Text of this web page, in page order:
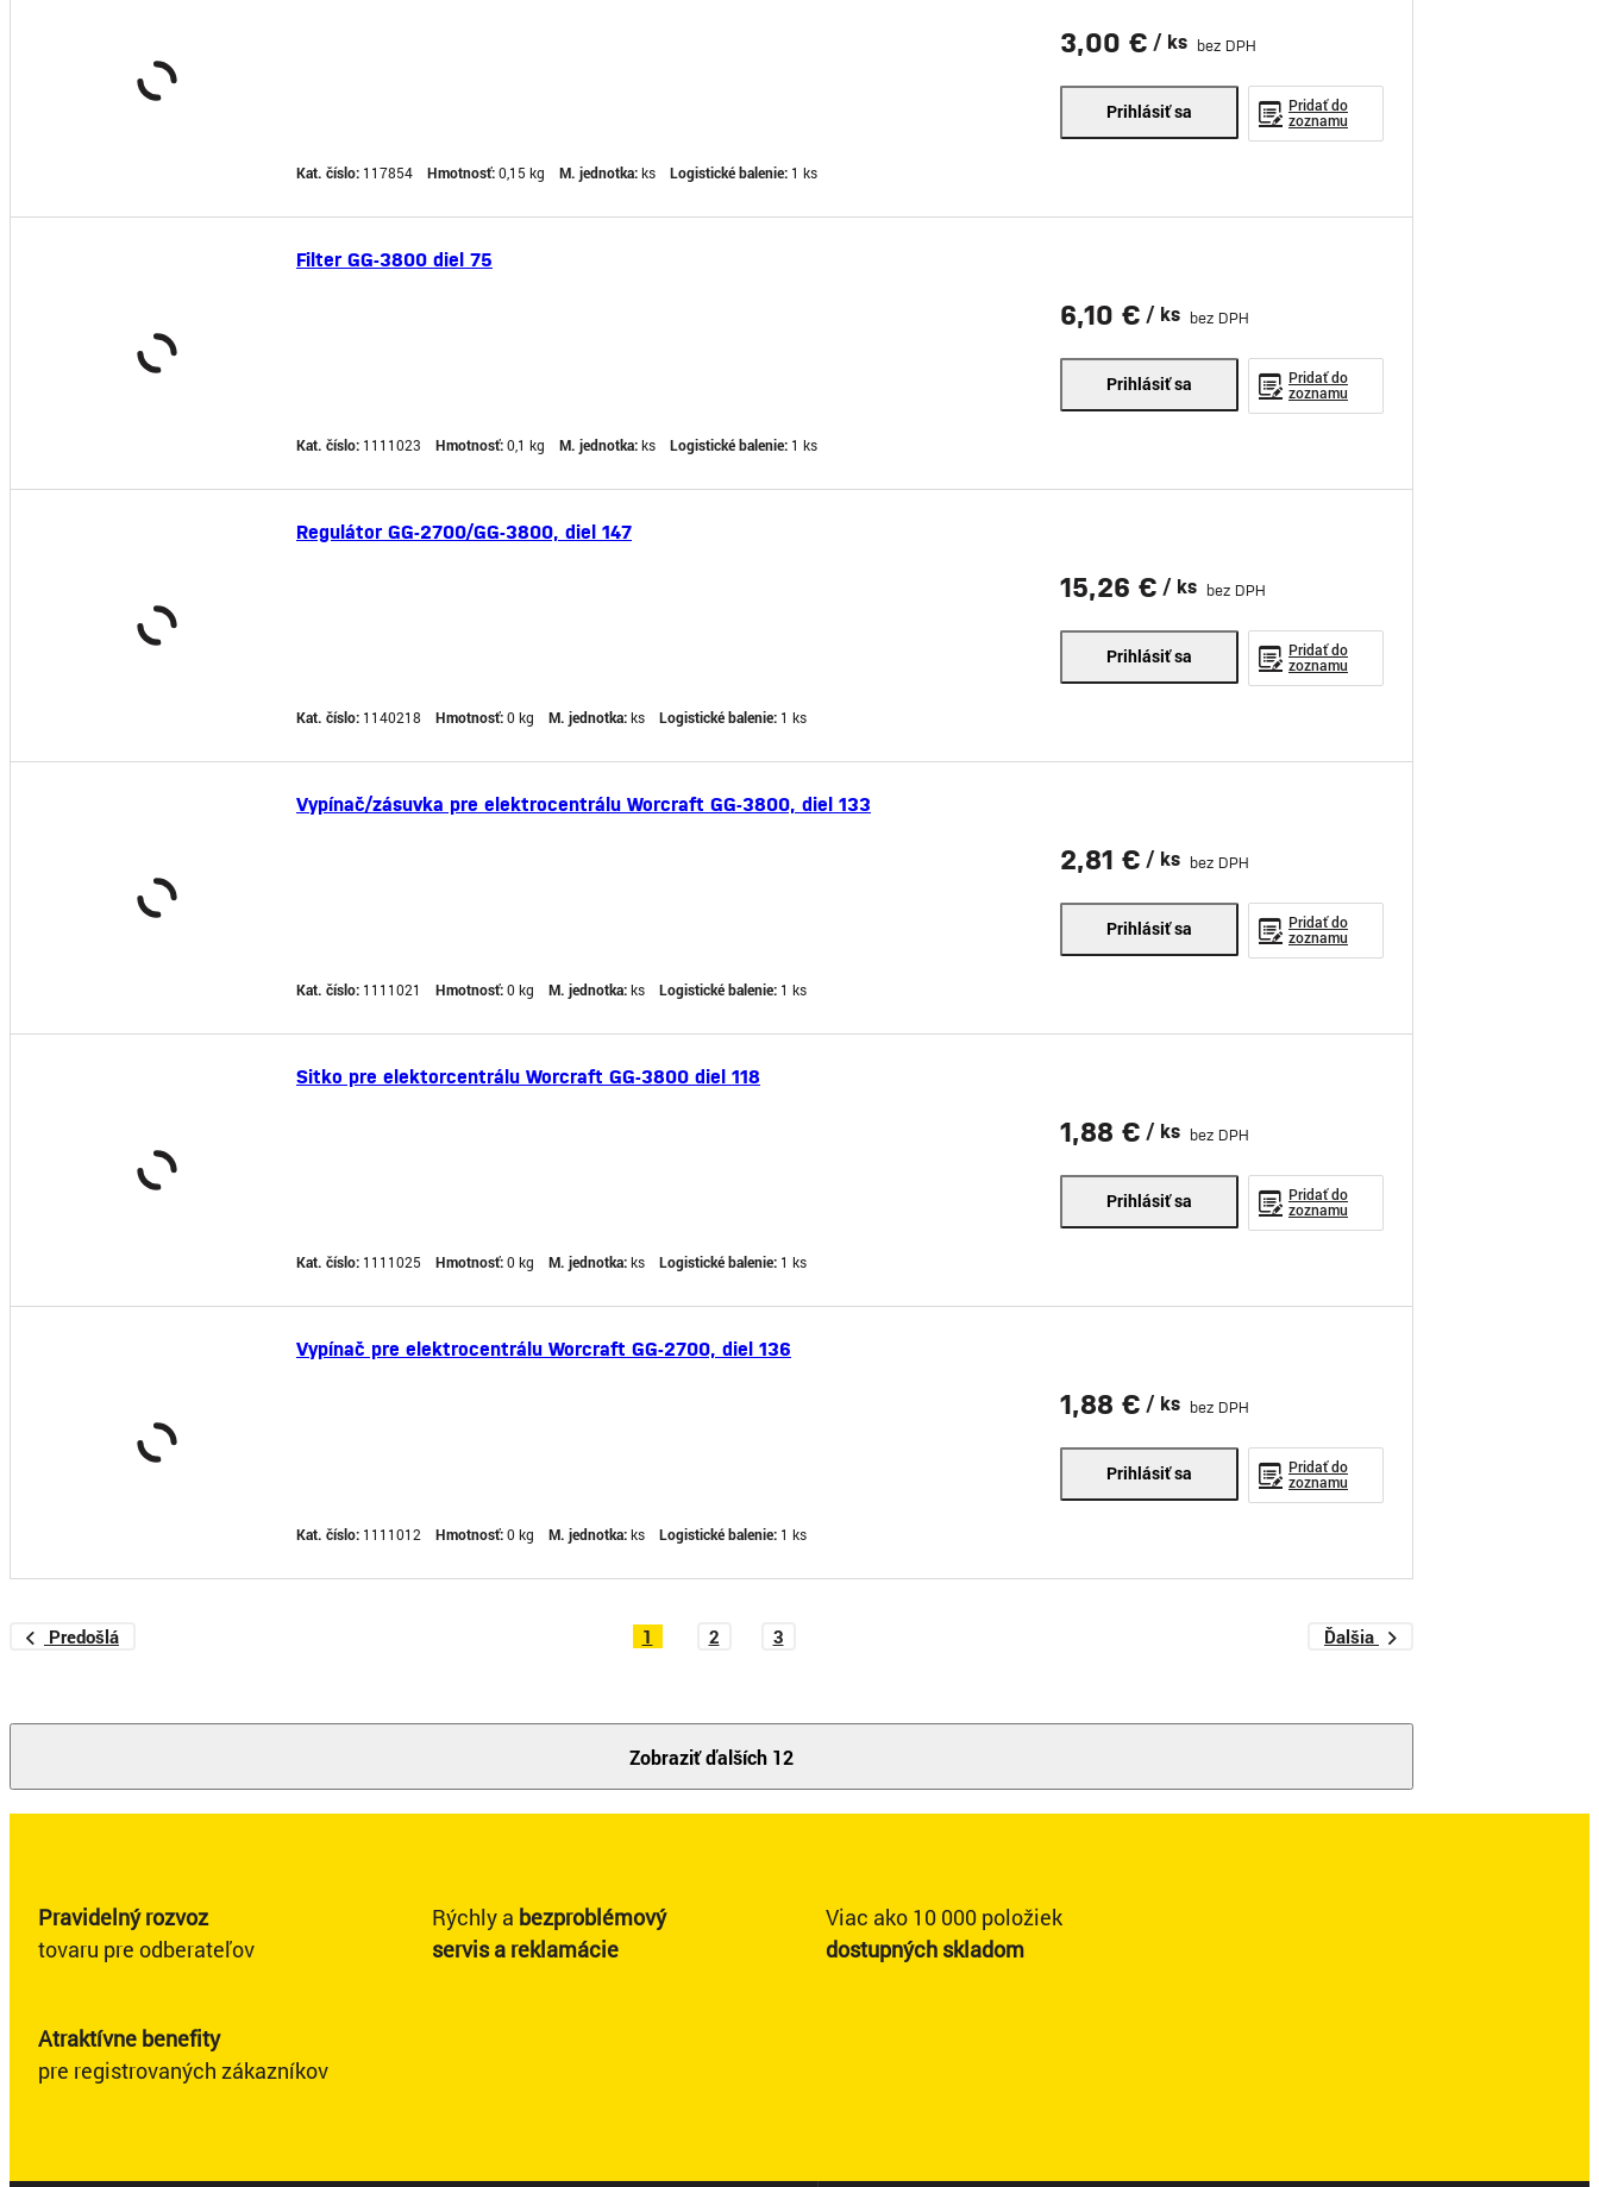
Kat. číslo: 117854 Hmotnosť:0,15 kg M. jednotka:ks Logistické balenie: 1 ks
3,00 € / ks bez DPH
Prihlásiť sa
Pridať do
zoznamu
Filter GG-3800 diel 75
Kat. číslo: 1111023 Hmotnosť:0,1 kg M. jednotka:ks Logistické balenie: 1 ks
6,10 € / ks bez DPH
Prihlásiť sa
Pridať do
zoznamu
Regulátor GG-2700/GG-3800, diel 147
Kat. číslo: 1140218 Hmotnosť:0 kg M. jednotka:ks Logistické balenie: 1 ks
15,26 € / ks bez DPH
Prihlásiť sa
Pridať do
zoznamu
Vypínač/zásuvka pre elektrocentrálu Worcraft GG-3800, diel 133
Kat. číslo: 1111021 Hmotnosť:0 kg M. jednotka:ks Logistické balenie: 1 ks
2,81 € / ks bez DPH
Prihlásiť sa
Pridať do
zoznamu
Sitko pre elektorcentrálu Worcraft GG-3800 diel 118
Kat. číslo: 1111025 Hmotnosť:0 kg M. jednotka:ks Logistické balenie: 1 ks
1,88 € / ks bez DPH
Prihlásiť sa
Pridať do
zoznamu
Vypínač pre elektrocentrálu Worcraft GG-2700, diel 136
Kat. číslo: 1111012 Hmotnosť:0 kg M. jednotka:ks Logistické balenie: 1 ks
1,88 € / ks bez DPH
Prihlásiť sa
Pridať do
zoznamu
Zobraziť ďalších 12
Predošlá 1 2 3 Ďalšia
Pravidelný rozvoz
tovaru pre odberateľov
Rýchly a bezproblémový
servis a reklamácie
Viac ako 10 000 položiek
dostupných skladom
Atraktívne benefity
pre registrovaných zákazníkov